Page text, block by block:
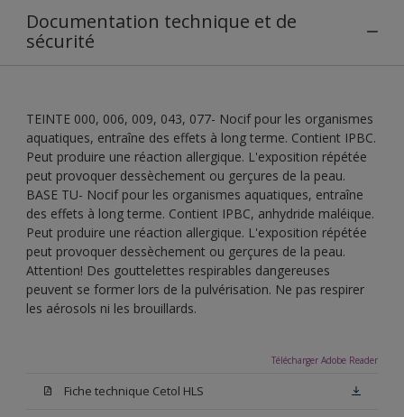
Documentation technique et de
sécurité
TEINTE 000, 006, 009, 043, 077- Nocif pour les organismes
aquatiques, entraîne des effets à long terme. Contient IPBC.
Peut produire une réaction allergique. L'exposition répétée
peut provoquer dessèchement ou gerçures de la peau.
BASE TU- Nocif pour les organismes aquatiques, entraîne
des effets à long terme. Contient IPBC, anhydride maléique.
Peut produire une réaction allergique. L'exposition répétée
peut provoquer dessèchement ou gerçures de la peau.
Attention! Des gouttelettes respirables dangereuses
peuvent se former lors de la pulvérisation. Ne pas respirer
les aérosols ni les brouillards.
Télécharger Adobe Reader
Fiche technique Cetol HLS